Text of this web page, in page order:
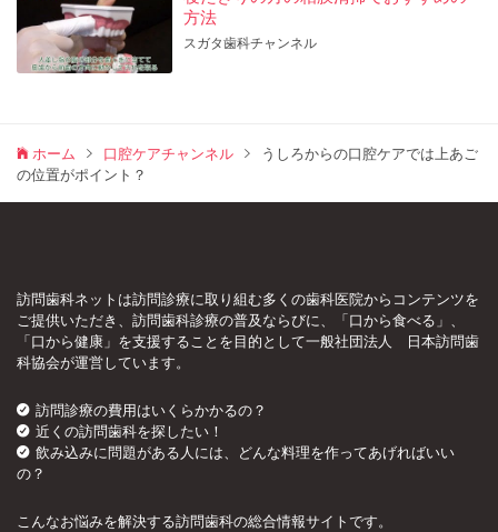
方法
スガタ歯科チャンネル
ホーム 口腔ケアチャンネル
うしろからの口腔ケアでは上あご
の位置がポイント？
訪問歯科ネットは訪問診療に取り組む多くの歯科医院からコンテンツを
ご提供いただき、訪問歯科診療の普及ならびに、「口から食べる」、
「口から健康」を支援することを目的として一般社団法人 日本訪問歯
科協会が運営しています。
訪問診療の費用はいくらかかるの？
近くの訪問歯科を探したい！
飲み込みに問題がある人には、どんな料理を作ってあげればいい
の？
こんなお悩みを解決する訪問歯科の総合情報サイトです。